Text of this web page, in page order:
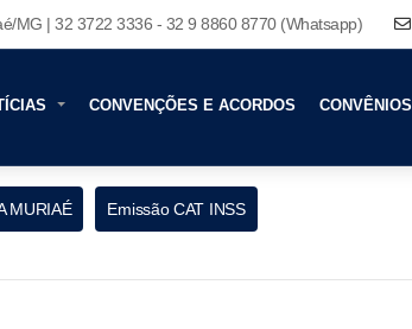
MG | 32 3722 3336 - 32 9 8860 8770 (Whatsapp)
CONVENÇÕES E ACORDOS CONVÊNIOS
MURIAÉ Emissão CAT INSS